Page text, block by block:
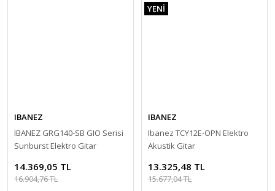
IBANEZ
IBANEZ GRG140-SB GIO Serisi
Sunburst Elektro Gitar
14.369,05 TL
16.904,76 TL
YENİ
IBANEZ
Ibanez TCY12E-OPN Elektro
Akustik Gitar
13.325,48 TL
15.677,04 TL